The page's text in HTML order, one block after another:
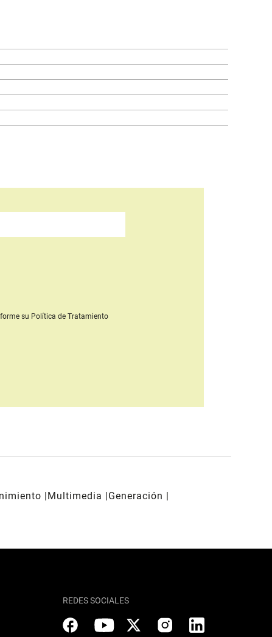
su Política de Tratamiento
Multimedia
Generación
REDES SOCIALES